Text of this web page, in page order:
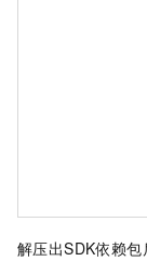
解压出SDK依赖